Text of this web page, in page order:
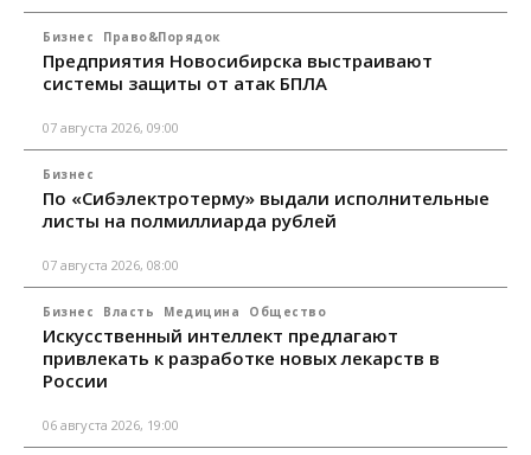
Бизнес Право&Порядок
Предприятия Новосибирска выстраивают
системы защиты от атак БПЛА
07 августа 2026, 09:00
Бизнес
По «Сибэлектротерму» выдали исполнительные
листы на полмиллиарда рублей
07 августа 2026, 08:00
Бизнес Власть Медицина Общество
Искусственный интеллект предлагают
привлекать к разработке новых лекарств в
России
06 августа 2026, 19:00